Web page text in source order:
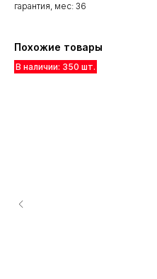
гарантия, мес: 36
Похожие товары